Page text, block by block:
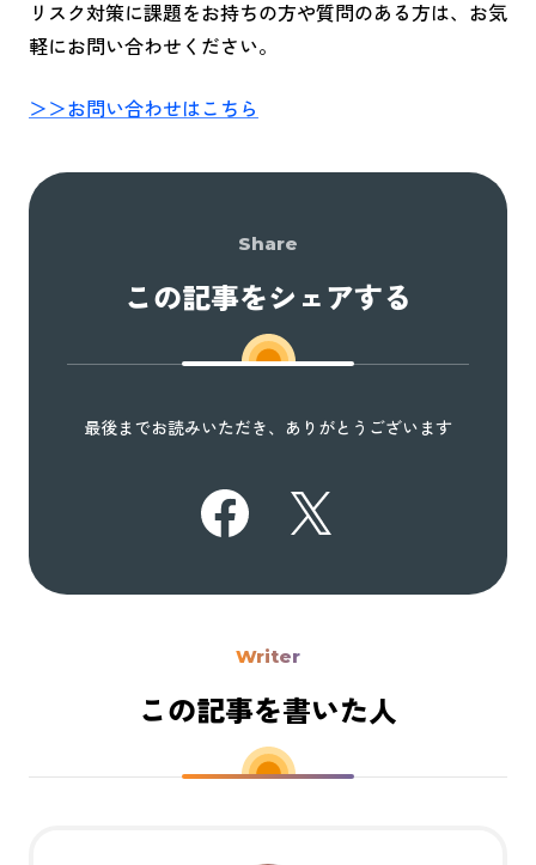
リスク対策に課題をお持ちの方や質問のある方は、お気
軽にお問い合わせください。
＞＞お問い合わせはこちら
Share
この記事をシェアする
最後までお読みいただき、ありがとうございます
Writer
この記事を書いた人